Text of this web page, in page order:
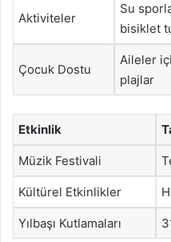
Aktiviteler
Su
bisiklet
Çocuk Dostu
Aileler
plajlar
Etkinlik
Müzik Festivali
Kültürel Etkinlikler
Yılbaşı Kutlamaları